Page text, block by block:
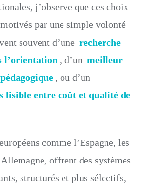
j’observe que ces choix
par une simple volonté
souvent d’une recherche
l’orientation , d’un meilleur
, ou d’un
lisible entre coût et qualité de
comme l’Espagne, les
offrent des systèmes
structurés et plus sélectifs,